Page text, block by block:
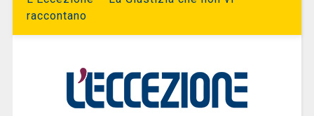
raccontano